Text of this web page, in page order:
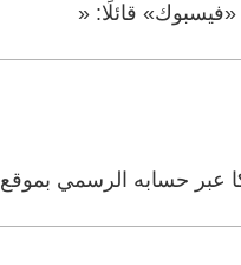
قائلًا: «
عبر حسابه الرسمي بموقع